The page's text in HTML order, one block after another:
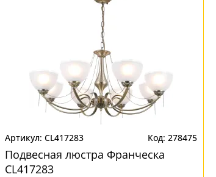
CL417283 278475
Подвесная люстра Франческа
CL417283